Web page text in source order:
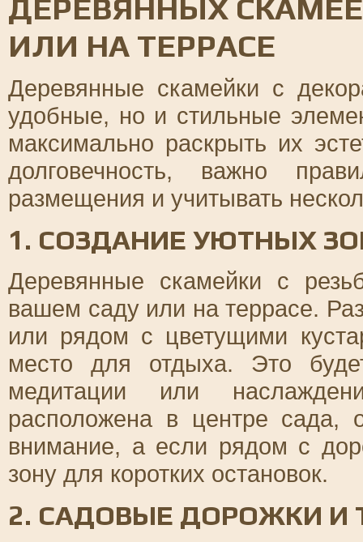
ДЕРЕВЯННЫХ
ИЛИ НА ТЕРРАСЕ
Деревянные скамейки с
удобные, но и стильные
максимально раскрыть их
долговечность, важно
размещения и учитывать
1. СОЗДАНИЕ УЮТНЫХ
Деревянные скамейки с
вашем саду или на террасе.
или рядом с цветущими
место для отдыха. Это
медитации или
расположена в центре сада,
внимание, а если рядом с
зону для коротких остановок.
2. САДОВЫЕ ДОРОЖКИ И